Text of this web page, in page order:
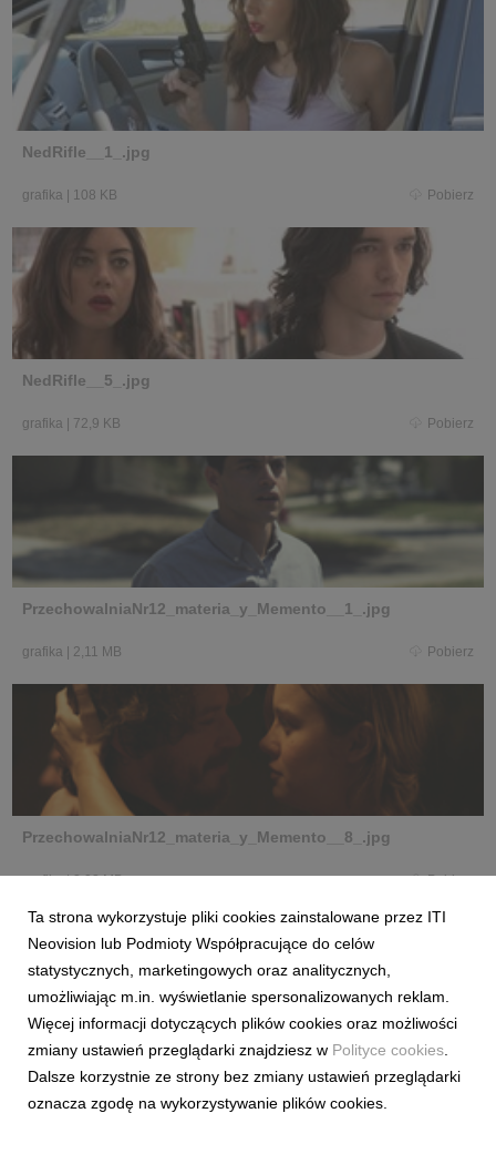
NedRifle__1_.jpg
grafika 108 KB Pobierz
NedRifle__5_.jpg
grafika 72,9 KB Pobierz
PrzechowalniaNr12_materia_y_Memento__1_.jpg
grafika 2,11 MB Pobierz
PrzechowalniaNr12_materia_y_Memento__8_.jpg
grafika|2,02 MB Pobierz
copy_NedRifle.txt
txt|34 bajty
Ta strona wykorzystuje pliki cookies zainstalowane przez ITI
Neovision lub Podmioty Współpracujące do celów
statystycznych, marketingowych oraz analitycznych,
umożliwiając m.in. wyświetlanie spersonalizowanych reklam.
Więcej informacji dotyczących plików cookies oraz możliwości
zmiany ustawień przeglądarki znajdziesz w Polityce cookies
Dalsze korzystnie ze strony bez zmiany ustawień przeglądarki
oznacza zgodę na wykorzystywanie plików cookies.